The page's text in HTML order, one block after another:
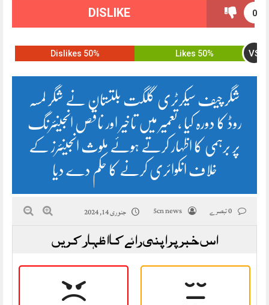
0
DISLIKE
50% Likes VS
50% Dislikes
شگر چیف سیکرٹری گلگت بلتستان نے شگر لمسہ
روڈ کا دورہ کیا ،تعمیر میں تاخیر اور ناقص انجینئرنگ
پر برہمی کا اظہار کرتے ہوئے ملوث انجینئرز کے
خلاف انکوائری کرنے کا حکم دے دیا
5cn news جنوری 14, 2024
اس خبر پر اپنی رائے کا اظہار کریں